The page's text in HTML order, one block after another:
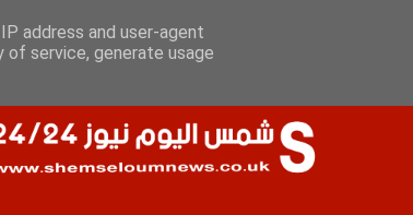
سياسة الخصوصية اتفاقية
address and user-agent
of service, generate usage